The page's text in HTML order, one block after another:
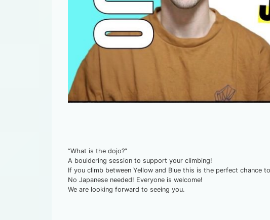
“What is the dojo?”
A bouldering session to support your climbing!
If you climb between Yellow and Blue this is the perfect chance
No Japanese needed! Everyone is welcome!
We are looking forward to seeing you.